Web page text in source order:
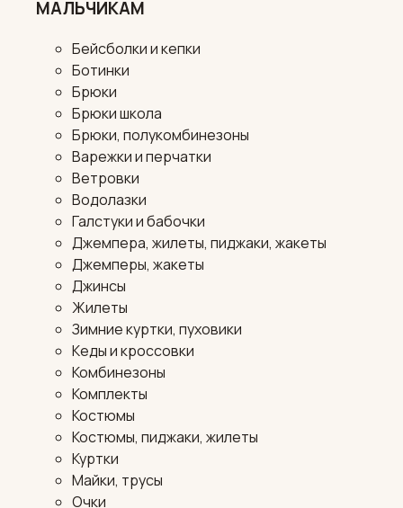
МАЛЬЧИКАМ
Бейсболки и кепки
Ботинки
Брюки
Брюки школа
Брюки, полукомбинезоны
Варежки и перчатки
Ветровки
Водолазки
Галстуки и бабочки
Джемпера, жилеты, пиджаки, жакеты
Джемперы, жакеты
Джинсы
Жилеты
Зимние куртки, пуховики
Кеды и кроссовки
Комбинезоны
Комплекты
Костюмы
Костюмы, пиджаки, жилеты
Куртки
Майки, трусы
Очки